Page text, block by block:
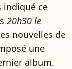
indiqué ce
20h30 le
nouvelles de
une
album.